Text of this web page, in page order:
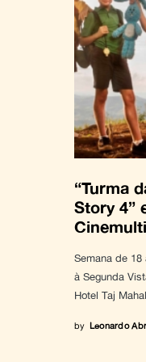
“Turma
Story 4”
Semana de
à Segunda
Hotel Taj Mahal
by Leonardo